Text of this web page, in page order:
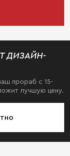
ДИЗАЙН-
прораб с 15-
лучшую цену.